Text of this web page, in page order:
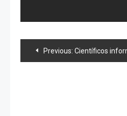
Navegación
Previous: Científicos informan